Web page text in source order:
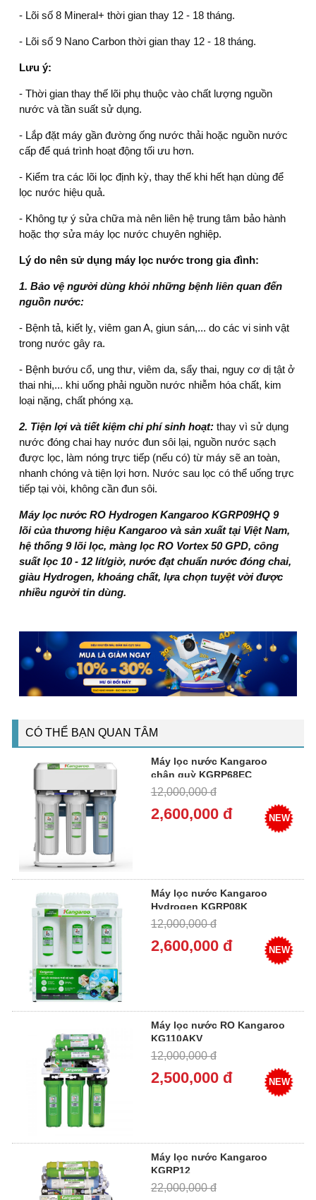
- Lõi số 8 Mineral+ thời gian thay 12 - 18 tháng.
- Lõi số 9 Nano Carbon thời gian thay 12 - 18 tháng.
Lưu ý:
- Thời gian thay thế lõi phụ thuộc vào chất lượng nguồn
nước và tần suất sử dụng.
- Lắp đặt máy gần đường ống nước thải hoặc nguồn nước
cấp để quá trình hoạt động tối ưu hơn.
- Kiểm tra các lõi lọc định kỳ, thay thế khi hết hạn dùng để
lọc nước hiệu quả.
- Không tự ý sửa chữa mà nên liên hệ trung tâm bảo hành
hoặc thợ sửa máy lọc nước chuyên nghiệp.
Lý do nên sử dụng máy lọc nước trong gia đình:
1. Bảo vệ người dùng khỏi những bệnh liên quan đến
nguồn nước:
- Bệnh tả, kiết lỵ, viêm gan A, giun sán,... do các vi sinh vật
trong nước gây ra.
- Bệnh bướu cổ, ung thư, viêm da, sẩy thai, nguy cơ dị tật ở
thai nhi,... khi uống phải nguồn nước nhiễm hóa chất, kim
loại nặng, chất phóng xạ.
2. Tiện lợi và tiết kiệm chi phí sinh hoạt: thay vì sử dụng
nước đóng chai hay nước đun sôi lại, nguồn nước sạch
được lọc, làm nóng trực tiếp (nếu có) từ máy sẽ an toàn,
nhanh chóng và tiện lợi hơn. Nước sau lọc có thể uống trực
tiếp tại vòi, không cần đun sôi.
Máy lọc nước RO Hydrogen Kangaroo KGRP09HQ 9
lõicủa thương hiệu Kangaroo và sản xuất tại Việt Nam,
hệ thống 9 lõi lọc, màng lọc RO Vortex 50 GPD, công
suất lọc 10 - 12 lít/giờ, nước đạt chuẩn nước đóng chai,
giàu Hydrogen, khoáng chất, lựa chọn tuyệt vời được
nhiều người tin dùng.
CÓ THỂ BẠN QUAN TÂM
Máy lọc nước Kangaroo
chân quỳ KGRP68EC
12,000,000 đ
2,600,000 đ NEW
Máy lọc nước Kangaroo
Hydrogen KGRP08K
12,000,000 đ
2,600,000 đ NEW
Máy lọc nước RO Kangaroo
KG110AKV
12,000,000 đ
2,500,000 đ NEW
Máy lọc nước Kangaroo
KGRP12
22,000,000 đ